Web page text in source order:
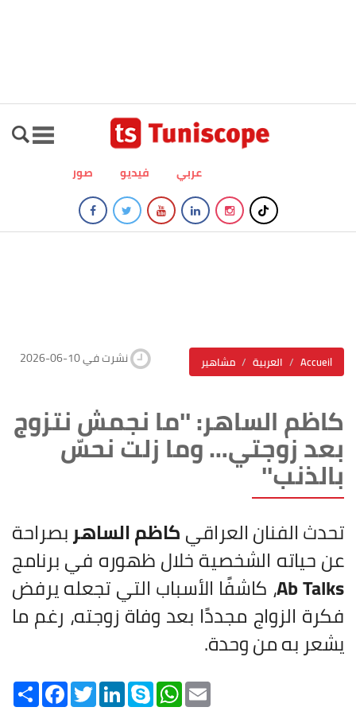
صور فيديو عربي
مشاهير العربية Accueil 2026-06-10 نشرت في
كاظم الساهر: ''ما نجمش نتزوج
بعد زوجتي… وما زلت نحسّ
بالذنب''
تحدث الفنان العراقيكاظم الساهربصراحة
عن حياته الشخصية خلال ظهوره في برنامج
Ab Talks، كاشفًا الأسباب التي تجعله يرفض
فكرة الزواج مجددًا بعد وفاة زوجته، رغم ما
يشعر به من وحدة.
Share
FacebookTwitterLinkedInSkype
WhatsAppEmail